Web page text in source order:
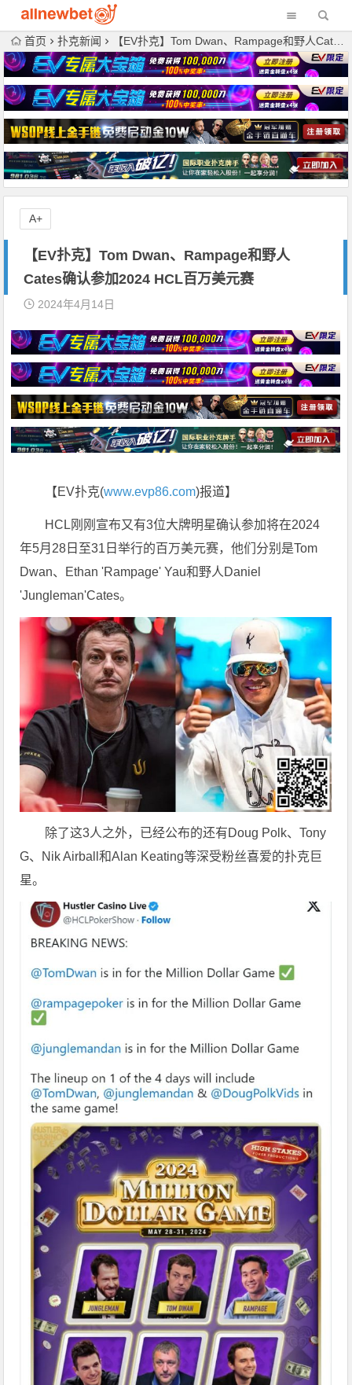
首页 扑克新闻 【EV扑克】Tom Dwan、Rampage和野人Cates确认参加2024 HCL百万美元赛
【EV扑克】Tom Dwan、Rampage和野人
Cates确认参加2024 HCL百万美元赛
2024年4月14日
【EV扑克(www.evp86.com)报道】
HCL刚刚宣布又有3位大牌明星确认参加将在2024
年5月28日至31日举行的百万美元赛，他们分别是Tom
Dwan、Ethan 'Rampage' Yau和野人Daniel
'Jungleman'Cates。
除了这3人之外，已经公布的还有Doug Polk、Tony
G、Nik Airball和Alan Keating等深受粉丝喜爱的扑克巨
星。
A+